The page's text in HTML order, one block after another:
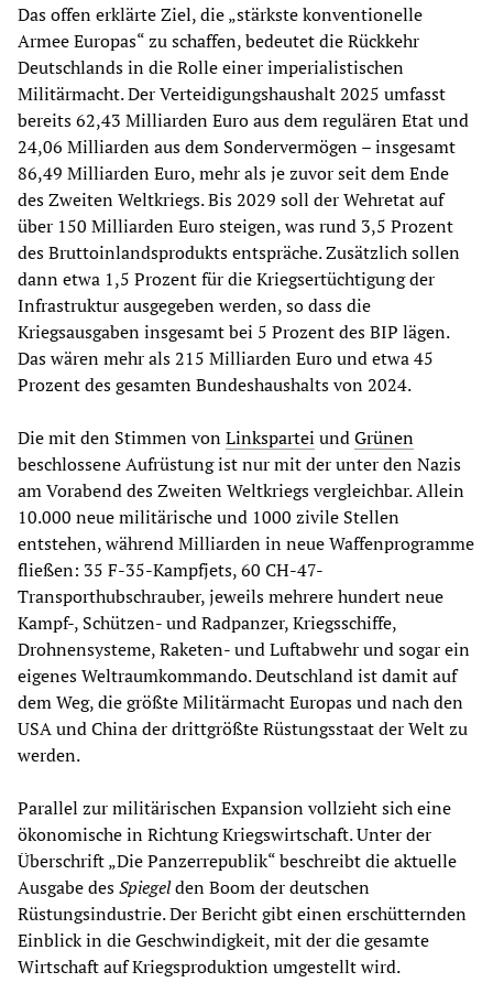
Das offen erklärte Ziel, die „stärkste konventionelle
Armee Europas“ zu schaffen, bedeutet die Rückkehr
Deutschlands in die Rolle einer imperialistischen
Militärmacht. Der Verteidigungshaushalt 2025 umfasst
bereits 62,43 Milliarden Euro aus dem regulären Etat und
24,06 Milliarden aus dem Sondervermögen – insgesamt
86,49 Milliarden Euro, mehr als je zuvor seit dem Ende
des Zweiten Weltkriegs. Bis 2029 soll der Wehretat auf
über 150 Milliarden Euro steigen, was rund 3,5 Prozent
des Bruttoinlandsprodukts entspräche. Zusätzlich sollen
dann etwa 1,5 Prozent für die Kriegsertüchtigung der
Infrastruktur ausgegeben werden, so dass die
Kriegsausgaben insgesamt bei 5 Prozent des BIP lägen.
Das wären mehr als 215 Milliarden Euro und etwa 45
Prozent des gesamten Bundeshaushalts von 2024.
Die mit den Stimmen vonLinkspartei undGrünen
beschlossene Aufrüstung ist nur mit der unter den Nazis
am Vorabend des Zweiten Weltkriegs vergleichbar. Allein
10.000 neue militärische und 1000 zivile Stellen
entstehen, während Milliarden in neue Waffenprogramme
fließen: 35 F-35-Kampfjets, 60 CH-47-
Transporthubschrauber, jeweils mehrere hundert neue
Kampf-, Schützen- und Radpanzer, Kriegsschiffe,
Drohnensysteme, Raketen- und Luftabwehr und sogar ein
eigenes Weltraumkommando. Deutschland ist damit auf
dem Weg, die größte Militärmacht Europas und nach den
USA und China der drittgrößte Rüstungsstaat der Welt zu
werden.
Parallel zur militärischen Expansion vollzieht sich eine
ökonomische in Richtung Kriegswirtschaft. Unter der
Überschrift „Die Panzerrepublik“ beschreibt die aktuelle
Ausgabe desSpiegelden Boom der deutschen
Rüstungsindustrie. Der Bericht gibt einen erschütternden
Einblick in die Geschwindigkeit, mit der die gesamte
Wirtschaft auf Kriegsproduktion umgestellt wird.